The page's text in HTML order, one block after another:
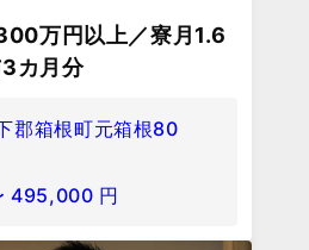
万円以上／寮月1.6
カ月分
郡箱根町元箱根80
495,000 円